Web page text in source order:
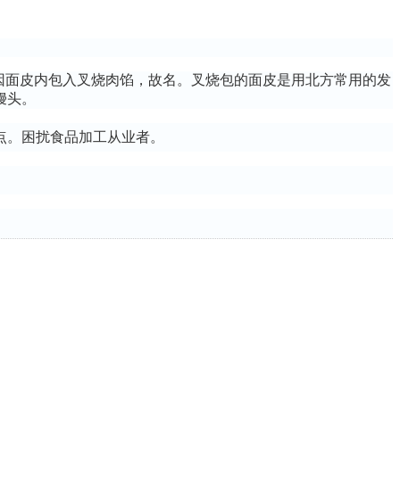
皮内包入叉烧肉馅，故名。叉烧包的面皮是用北方常用的发
。
困扰食品加工从业者。